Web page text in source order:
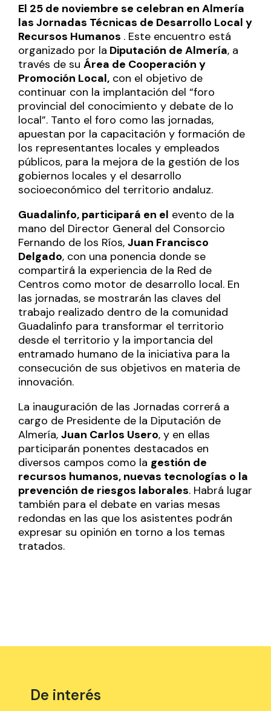
El 25 de noviembre se celebran en Almería
las Jornadas Técnicas de Desarrollo Local y
Recursos Humanos . Este encuentro está
organizado por la Diputación de Almería, a
través de su Área de Cooperación y
Promoción Local, con el objetivo de
continuar con la implantación del “foro
provincial del conocimiento y debate de lo
local”. Tanto el foro como las jornadas,
apuestan por la capacitación y formación de
los representantes locales y empleados
públicos, para la mejora de la gestión de los
gobiernos locales y el desarrollo
socioeconómico del territorio andaluz.
Guadalinfo, participará en el evento de la
mano del Director General del Consorcio
Fernando de los Ríos, Juan Francisco
Delgado, con una ponencia donde se
compartirá la experiencia de la Red de
Centros como motor de desarrollo local. En
las jornadas, se mostrarán las claves del
trabajo realizado dentro de la comunidad
Guadalinfo para transformar el territorio
desde el territorio y la importancia del
entramado humano de la iniciativa para la
consecución de sus objetivos en materia de
innovación.
La inauguración de las Jornadas correrá a
cargo de Presidente de la Diputación de
Almería, Juan Carlos Usero, y en ellas
participarán ponentes destacados en
diversos campos como la gestión de
recursos humanos, nuevas tecnologías o la
prevención de riesgos laborales. Habrá lugar
también para el debate en varias mesas
redondas en las que los asistentes podrán
expresar su opinión en torno a los temas
tratados.
De interés